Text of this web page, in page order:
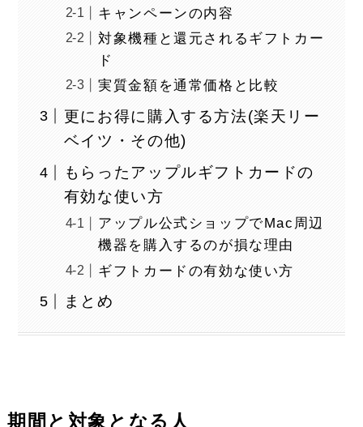
キャンペーンの内容
対象機種と還元されるギフトカー
ド
実質金額を通常価格と比較
更にお得に購入する方法(楽天リー
ベイツ・その他)
もらったアップルギフトカードの
有効な使い方
アップル公式ショップでMac周辺
機器を購入するのが損な理由
ギフトカードの有効な使い方
まとめ
期間と対象となる人